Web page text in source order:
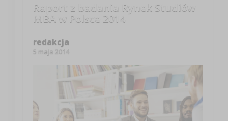
Raport z badania Rynek Studiów
MBA w Polsce 2014
redakcja
5 maja 2014